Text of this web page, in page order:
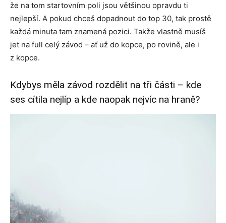
že na tom startovním poli jsou většinou opravdu ti
nejlepší. A pokud chceš dopadnout do top 30, tak prostě
každá minuta tam znamená pozici. Takže vlastně musíš
jet na full celý závod – ať už do kopce, po rovině, ale i
z kopce.
Kdybys měla závod rozdělit na tři části – kde
ses cítila nejlíp a kde naopak nejvíc na hraně?